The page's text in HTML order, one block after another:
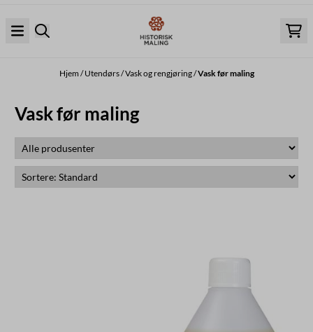
Hjem /Utendørs/Vask og rengjøring/Vask før maling
Vask før maling